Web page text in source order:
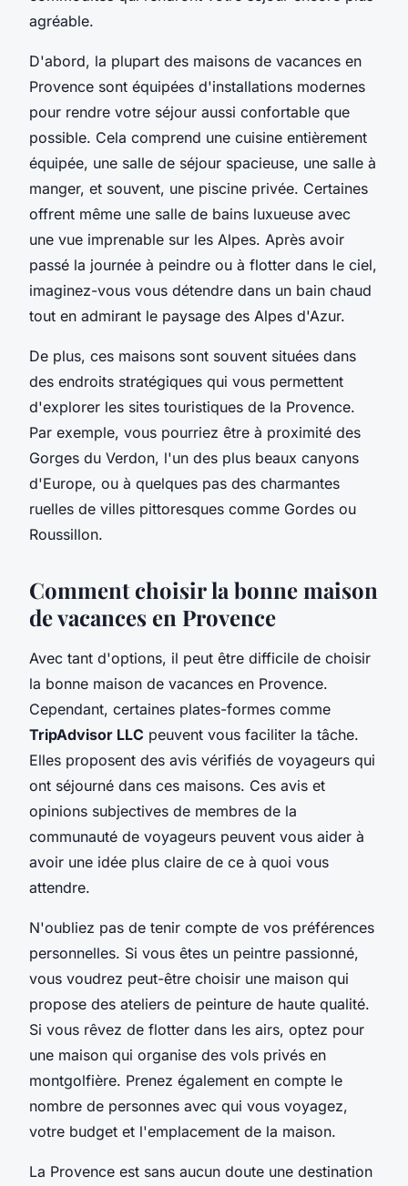
agréable.
D'abord, la plupart des maisons de vacances en
Provence sont équipées d'installations modernes
pour rendre votre séjour aussi confortable que
possible. Cela comprend une cuisine entièrement
équipée, une salle de séjour spacieuse, une salle à
manger, et souvent, une piscine privée. Certaines
offrent même une salle de bains luxueuse avec
une vue imprenable sur les Alpes. Après avoir
passé la journée à peindre ou à flotter dans le ciel,
imaginez-vous vous détendre dans un bain chaud
tout en admirant le paysage des Alpes d'Azur.
De plus, ces maisons sont souvent situées dans
des endroits stratégiques qui vous permettent
d'explorer les sites touristiques de la Provence.
Par exemple, vous pourriez être à proximité des
Gorges du Verdon, l'un des plus beaux canyons
d'Europe, ou à quelques pas des charmantes
ruelles de villes pittoresques comme Gordes ou
Roussillon.
Comment choisir la bonne maison
de vacances en Provence
Avec tant d'options, il peut être difficile de choisir
la bonne maison de vacances en Provence.
Cependant, certaines plates-formes comme
TripAdvisor LLC peuvent vous faciliter la tâche.
Elles proposent des avis vérifiés de voyageurs qui
ont séjourné dans ces maisons. Ces avis et
opinions subjectives de membres de la
communauté de voyageurs peuvent vous aider à
avoir une idée plus claire de ce à quoi vous
attendre.
N'oubliez pas de tenir compte de vos préférences
personnelles. Si vous êtes un peintre passionné,
vous voudrez peut-être choisir une maison qui
propose des ateliers de peinture de haute qualité.
Si vous rêvez de flotter dans les airs, optez pour
une maison qui organise des vols privés en
montgolfière. Prenez également en compte le
nombre de personnes avec qui vous voyagez,
votre budget et l'emplacement de la maison.
La Provence est sans aucun doute une destination